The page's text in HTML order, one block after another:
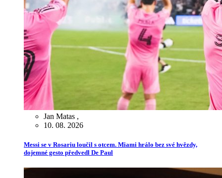
Jan Matas ,
10. 08. 2026
Messi se v Rosariu loučil s otcem. Miami hrálo bez své hvězdy,
dojemné gesto předvedl De Paul